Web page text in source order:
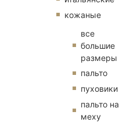
кожаные
все
большие
размеры
пальто
пуховики
пальто на
меху